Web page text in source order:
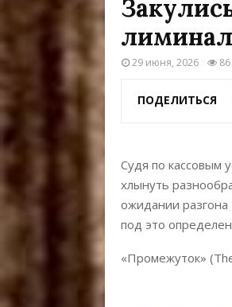
29 июня, 2026 86
ПОДЕЛИТЬСЯ
Судя по кассовым
хлынуть
ожидании
под это
«Промежуток»